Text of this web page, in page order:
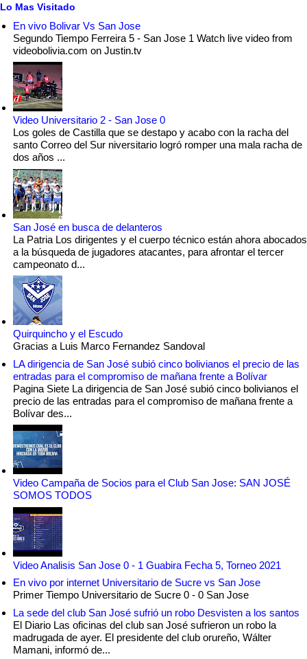
Lo Mas Visitado
En vivo Bolivar Vs San Jose
Segundo Tiempo Ferreira 5 - San Jose 1 Watch live video from
videobolivia.com on Justin.tv
Video Universitario 2 - San Jose 0
Los goles de Castilla que se destapo y acabo con la racha del
santo Correo del Sur niversitario logró romper una mala racha de
dos años ...
San José en busca de delanteros
La Patria Los dirigentes y el cuerpo técnico están ahora abocados
a la búsqueda de jugadores atacantes, para afrontar el tercer
campeonato d...
Quirquincho y el Escudo
Gracias a Luis Marco Fernandez Sandoval
LA dirigencia de San José subió cinco bolivianos el precio de las
entradas para el compromiso de mañana frente a Bolívar
Pagina Siete La dirigencia de San José subió cinco bolivianos el
precio de las entradas para el compromiso de mañana frente a
Bolívar des...
Video Campaña de Socios para el Club San Jose: SAN JOSÉ
SOMOS TODOS
Video Analisis San Jose 0 - 1 Guabira Fecha 5, Torneo 2021
En vivo por internet Universitario de Sucre vs San Jose
Primer Tiempo Universitario de Sucre 0 - 0 San Jose
La sede del club San José sufrió un robo Desvisten a los santos
El Diario Las oficinas del club san José sufrieron un robo la
madrugada de ayer. El presidente del club orureño, Wálter
Mamani, informó de...